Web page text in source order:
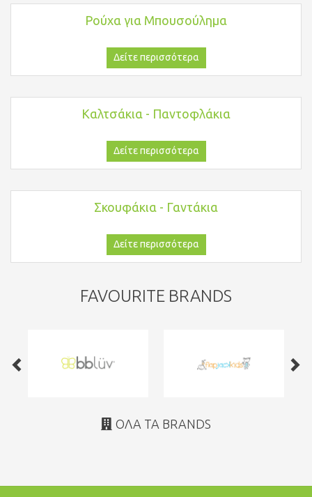
Ρούχα για Μπουσούλημα
Δείτε περισσότερα
Καλτσάκια - Παντοφλάκια
Δείτε περισσότερα
Σκουφάκια - Γαντάκια
Δείτε περισσότερα
FAVOURITE BRANDS
ΌΛΑ ΤΑ BRANDS